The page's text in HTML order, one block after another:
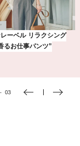
【nosh-ナッシュ】で叶
ばる私の「がん…
03